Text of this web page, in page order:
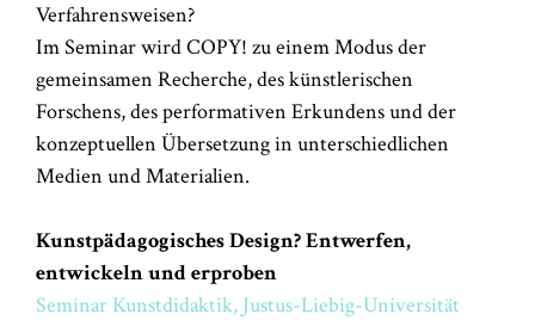
Verfahrensweisen?
Im Seminar wird COPY! zu einem Modus der
gemeinsamen Recherche, des künstlerischen
Forschens, des performativen Erkundens und der
konzeptuellen Übersetzung in unterschiedlichen
Medien und Materialien.
Kunstpädagogisches Design? Entwerfen,
entwickeln und erproben
Seminar Kunstdidaktik, Justus-Liebig-Universität